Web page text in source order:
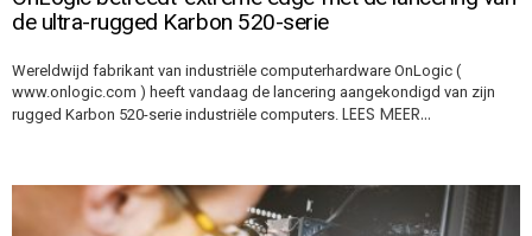
de ultra-rugged Karbon 520-serie
Wereldwijd fabrikant van industriële computerhardware OnLogic (
www.onlogic.com ) heeft vandaag de lancering aangekondigd van zijn
rugged Karbon 520-serie industriële computers. LEES MEER…